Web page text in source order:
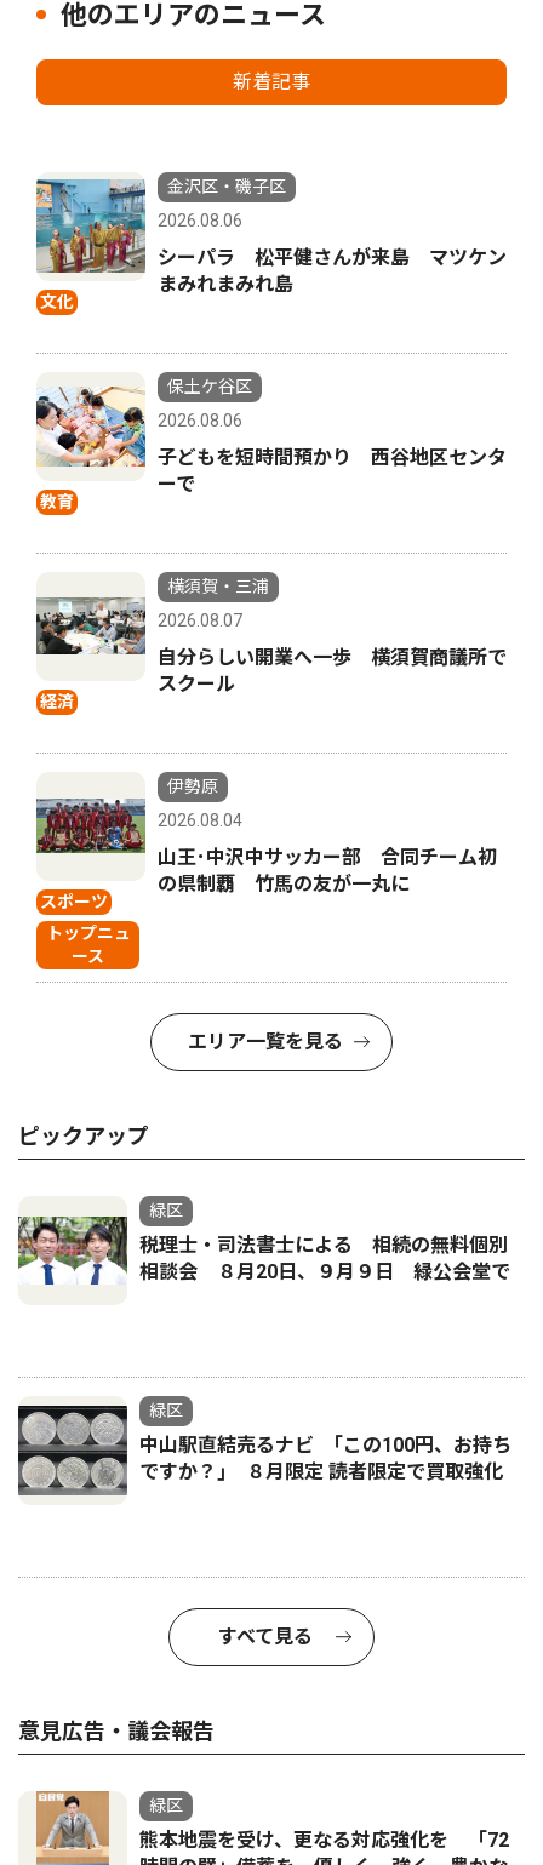
他のエリアのニュース
新着記事
文化
金沢区・磯子区
2026.08.06
シーパラ 松平健さんが来島 マツケン
まみれまみれ島
教育
保土ケ谷区
2026.08.06
子どもを短時間預かり 西谷地区センタ
ーで
経済
横須賀・三浦
2026.08.07
自分らしい開業へ一歩 横須賀商議所で
スクール
スポーツ
トップニュ
ース
伊勢原
2026.08.04
山王･中沢中サッカー部 合同チーム初
の県制覇 竹馬の友が一丸に
エリア一覧を見る
ピックアップ
緑区
税理士・司法書士による 相続の無料個別
相談会 ８月20日、９月９日 緑公会堂で
緑区
中山駅直結売るナビ ｢この100円、お持ち
ですか？｣ ８月限定 読者限定で買取強化
すべて見る
意見広告・議会報告
緑区
熊本地震を受け、更なる対応強化を 「72